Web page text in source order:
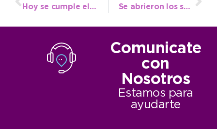
Hoy se cumple el primer vencimiento para el pago de la cuota 3 de las tasas municipales Se abrieron los sobres de la licitación para la compra de nuevas luminarias
Comunicate
con
Nosotros
Estamos para
ayudarte